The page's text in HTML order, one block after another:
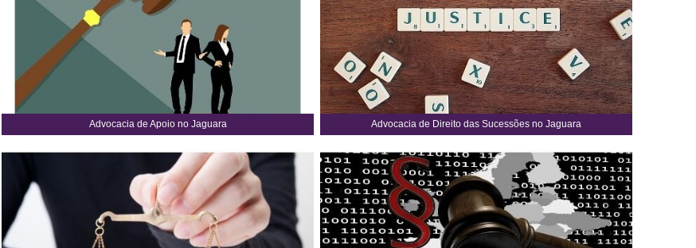
Advocacia de Apoio no Jaguara Advocacia de Direito das Sucessões no Jaguara